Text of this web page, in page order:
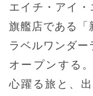
エイチ・アイ・
旗艦店である「
ラベルワンダ
オープンする
心躍る旅と、